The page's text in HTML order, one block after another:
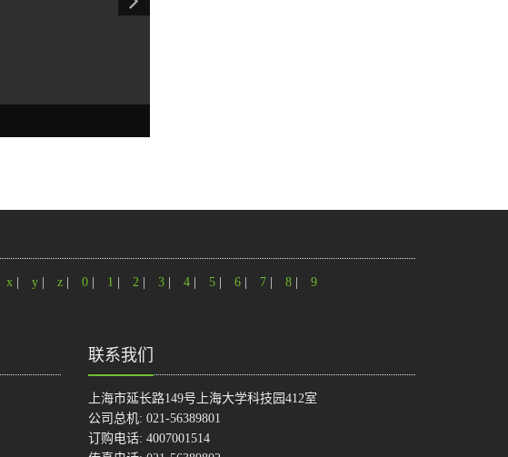
x y z 0 1 2 3 4 5 6 7 8 9
联系我们
上海市延长路149号上海大学科技园412室
公司总机: 021-56389801
订购电话: 4007001514